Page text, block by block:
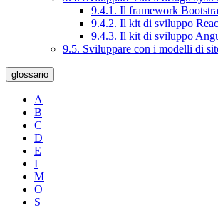
9.4.1. Il framework
9.4.2. Il kit di sviluppo
9.4.3. Il kit di sviluppo
9.5. Sviluppare con i modelli di
glossario
A
B
C
D
E
I
M
O
S